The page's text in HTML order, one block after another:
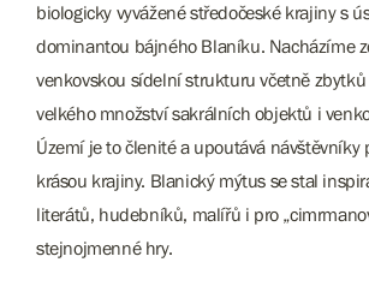
biologicky vyvážené středočeské krajiny s
dominantou bájného Blaníku. Nacházíme
venkovskou sídelní strukturu včetně
velkého množství sakrálních objektů i
Území je to členité a upoutává návštěvníky
krásou krajiny. Blanický mýtus se stal
literátů, hudebníků, malířů i pro
stejnojmenné hry.